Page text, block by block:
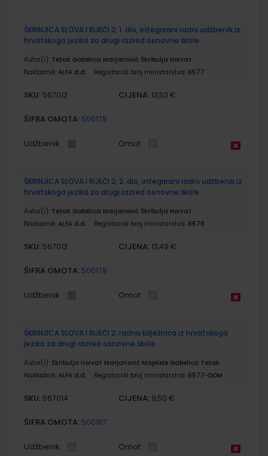
proizvodi
ŠKRINJICA SLOVA I RIJEČI 2; 1. dio, integrirani radni udžbenik iz
hrvatskoga jezika za drugi razred osnovne škole
Autor(i): Težak Gabelica Marjanović Škribulja Horvat
Nakladnik: ALFA d.d. Registarski broj ministarstva: 6577
SKU: 567012 CIJENA: 13,53 €
ŠIFRA OMOTA: 500179
Udžbenik Omot
ŠKRINJICA SLOVA I RIJEČI 2; 2. dio, integrirani radni udžbenik iz
hrvatskoga jezika za drugi razred osnovne škole
Autor(i): Težak Gabelica Marjanović Škribulja Horvat
Nakladnik: ALFA d.d. Registarski broj ministarstva: 6578
SKU: 567013 CIJENA: 13,49 €
ŠIFRA OMOTA: 500179
Udžbenik Omot
ŠKRINJICA SLOVA I RIJEČI 2; radna bilježnica iz hrvatskoga
jezika za drugi razred osnovne škole
Autor(i): Škribulja Horvat Marjanović Mapilele Gabelica Težak
Nakladnik: ALFA d.d. Registarski broj ministarstva: 6577-DOM
SKU: 567014 CIJENA: 9,50 €
ŠIFRA OMOTA: 500167
Udžbenik Omot